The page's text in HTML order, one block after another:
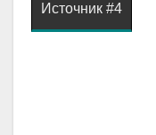
Источник #4